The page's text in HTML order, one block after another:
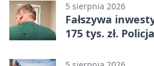
5 sierpnia 2026
Fałszywa
175 tys. zł.